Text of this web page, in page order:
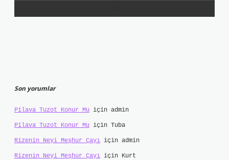
Son yorumlar
Pilava Tuzot Konur Mu için admin
Pilava Tuzot Konur Mu için Tuba
Rizenin Neyi Meşhur Çayı için admin
Rizenin Neyi Meşhur Çayı için Kurt